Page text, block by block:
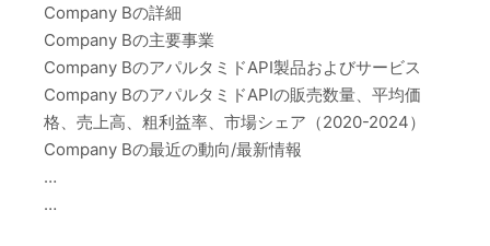
Company Bの詳細
Company Bの主要事業
Company BのアパルタミドAPI製品およびサービス
Company BのアパルタミドAPIの販売数量、平均価
格、売上高、粗利益率、市場シェア（2020-2024）
Company Bの最近の動向/最新情報
…
…